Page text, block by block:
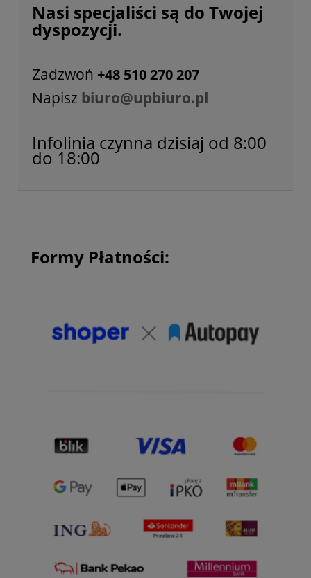
Nasi specjaliści są do Twojej
dyspozycji.
Zadzwoń +48 510 270 207
Napisz biuro@upbiuro.pl
Infolinia czynna dzisiaj od 8:00
do 18:00
Formy Płatności: